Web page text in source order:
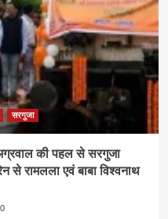
सरगुजा
की पहल से सरगुजा
से रामलला एवं बाबा विश्वनाथ
0